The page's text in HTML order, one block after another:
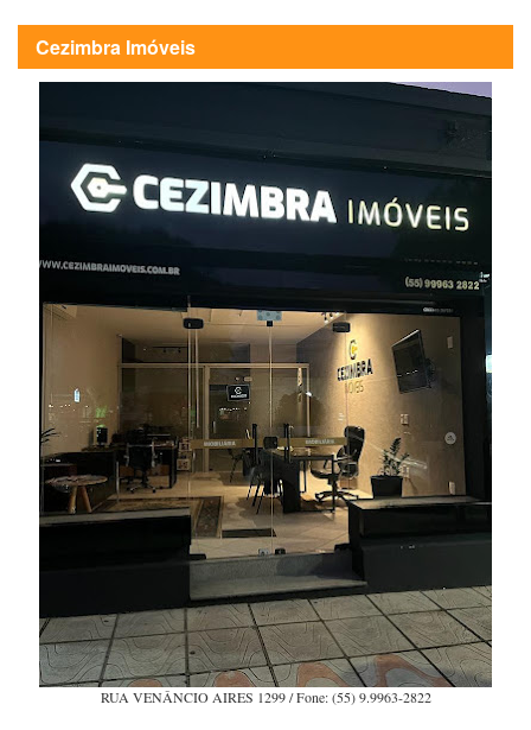
Cezimbra Imóveis
RUA VENÂNCIO AIRES 1299 / Fone: (55) 9.9963-2822